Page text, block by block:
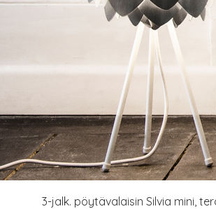
3-jalk. pöytävalaisin Silvia mini,